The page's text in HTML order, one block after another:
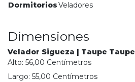
DormitoriosVeladores
Dimensiones
Velador Sigueza | Taupe Taupe
Alto: 56,00 Centímetros
Largo: 55,00 Centímetros